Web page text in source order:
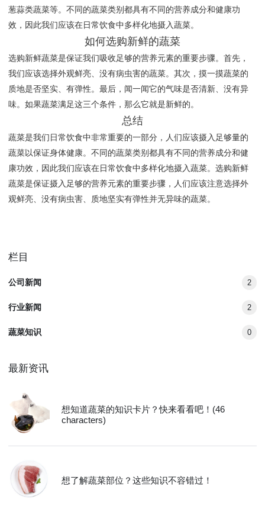
葱蒜类蔬菜等。不同的蔬菜类别都具有不同的营养成分和健康功
效，因此我们应该在日常饮食中多样化地摄入蔬菜。
如何选购新鲜的蔬菜
选购新鲜蔬菜是保证我们吸收足够的营养元素的重要步骤。首先，
我们应该选择外观鲜亮、没有病虫害的蔬菜。其次，摸一摸蔬菜的
质地是否坚实、有弹性。最后，闻一闻它的气味是否清新、没有异
味。如果蔬菜满足这三个条件，那么它就是新鲜的。
总结
蔬菜是我们日常饮食中非常重要的一部分，人们应该摄入足够量的
蔬菜以保证身体健康。不同的蔬菜类别都具有不同的营养成分和健
康功效，因此我们应该在日常饮食中多样化地摄入蔬菜。选购新鲜
蔬菜是保证摄入足够的营养元素的重要步骤，人们应该注意选择外
观鲜亮、没有病虫害、质地坚实有弹性并无异味的蔬菜。
栏目
公司新闻 2
行业新闻 2
蔬菜知识 0
最新资讯
想知道蔬菜的知识卡片？快来看看吧！(46
characters)
想了解蔬菜部位？这些知识不容错过！